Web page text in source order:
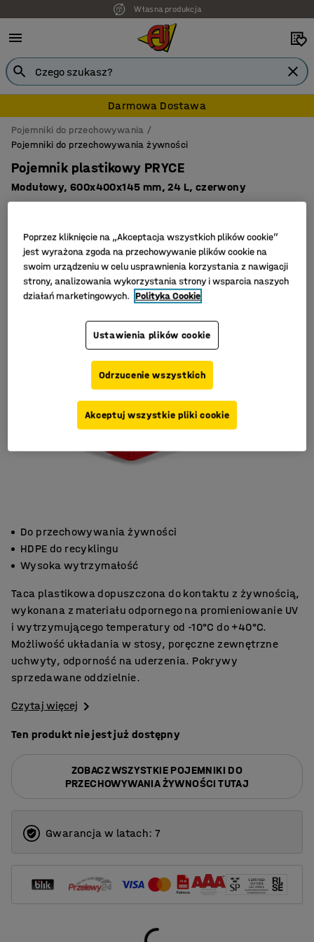
Własna produkcja
Darmowa Dostawa
Pojemniki do przechowywania
Pojemniki do przechowywania żywności
Pojemnik plastikowy PRYCE
Modułowy, 600x400x145 mm, 24 L, czerwony
Nr art.:200844
Do przechowywania żywności
HDPE do recyklingu
Wysoka wytrzymałość
Taca plastikowa dopuszczona do kontaktu z żywnością,
wykonana z materiału odpornego na promieniowanie UV
i wytrzymującego temperatury od -10°C do +40°C.
Możliwość układania w stosy, poręczne zewnętrzne
uchwyty, odporność na uderzenia. Pokrywy
sprzedawane oddzielnie.
Czytaj więcej
Ten produkt nie jest już dostępny
ZOBACZ WSZYSTKIE POJEMNIKI DO
PRZECHOWYWANIA ŻYWNOŚCI TUTAJ
Gwarancja w latach: 7
Poprzez kliknięcie na „Akceptacja wszystkich plików cookie”
jest wyrażona zgoda na przechowywanie plików cookie na
swoim urządzeniu w celu usprawnienia korzystania z nawigacji
strony, analizowania wykorzystania strony i wsparcia naszych
działań marketingowych. Polityka Cookie
Ustawienia plików cookie
Odrzucenie wszystkich
Akceptuj wszystkie pliki cookie